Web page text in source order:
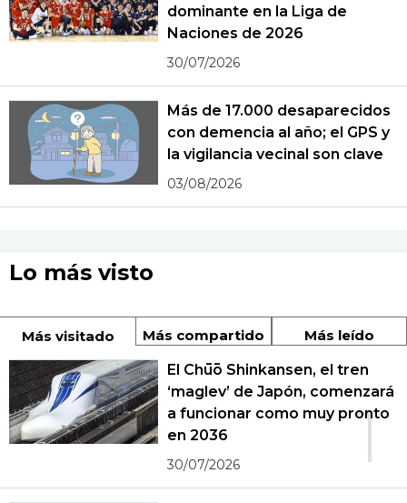
dominante en la Liga de
Naciones de 2026
30/07/2026
Más de 17.000 desaparecidos
con demencia al año; el GPS y
la vigilancia vecinal son clave
03/08/2026
Lo más visto
Más visitado Más compartido Más leído
1
El Chūō Shinkansen, el tren
‘maglev’ de Japón, comenzará
a funcionar como muy pronto
en 2036
30/07/2026